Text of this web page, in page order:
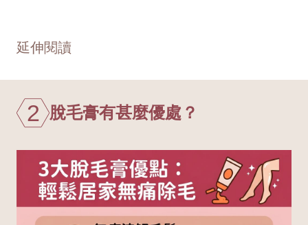
延伸閱讀
2 脫毛膏有甚麼優處？